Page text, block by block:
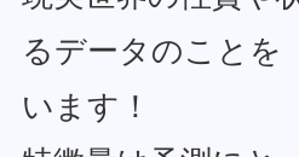
るデータのことを
います！